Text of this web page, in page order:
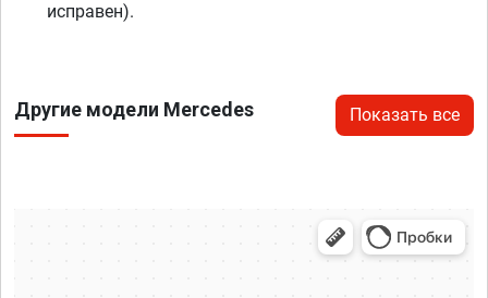
исправен).
Другие модели Mercedes Показать все